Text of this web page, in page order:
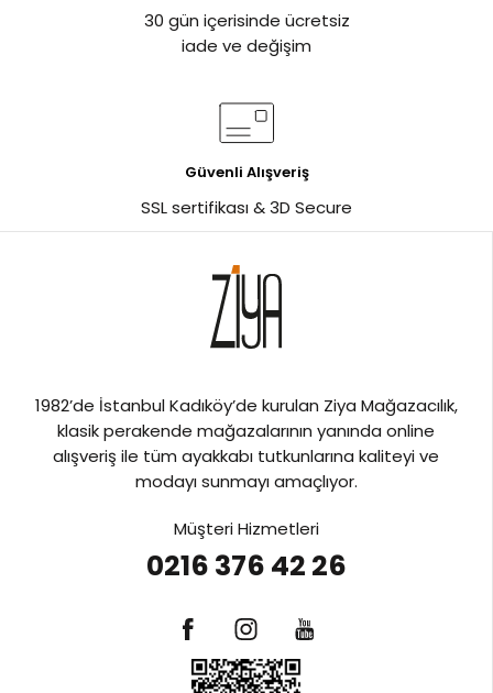
30 gün içerisinde ücretsiz
iade ve değişim
Güvenli Alışveriş
SSL sertifikası & 3D Secure
1982’de İstanbul Kadıköy’de kurulan Ziya Mağazacılık,
klasik perakende mağazalarının yanında online
alışveriş ile tüm ayakkabı tutkunlarına kaliteyi ve
modayı sunmayı amaçlıyor.
Müşteri Hizmetleri
0216 376 42 26